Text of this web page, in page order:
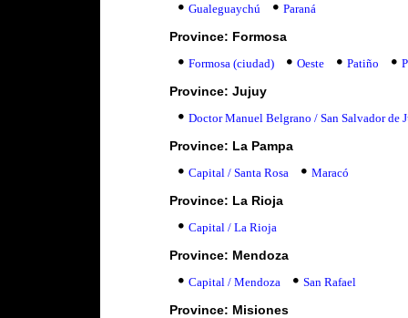
Gualeguaychú Paraná
Province: Formosa
Formosa (ciudad) Oeste Patiño
Province: Jujuy
Doctor Manuel Belgrano / San Salvador de
Province: La Pampa
Capital / Santa Rosa Maracó
Province: La Rioja
Capital / La Rioja
Province: Mendoza
Capital / Mendoza San Rafael
Province: Misiones